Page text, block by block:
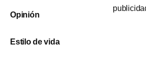
Opinión
Estilo de vida